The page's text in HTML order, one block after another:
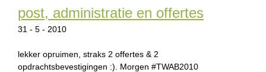
post, administratie en offertes
31 - 5 - 2010
lekker opruimen, straks 2 offertes & 2
opdrachtsbevestigingen :). Morgen #TWAB2010